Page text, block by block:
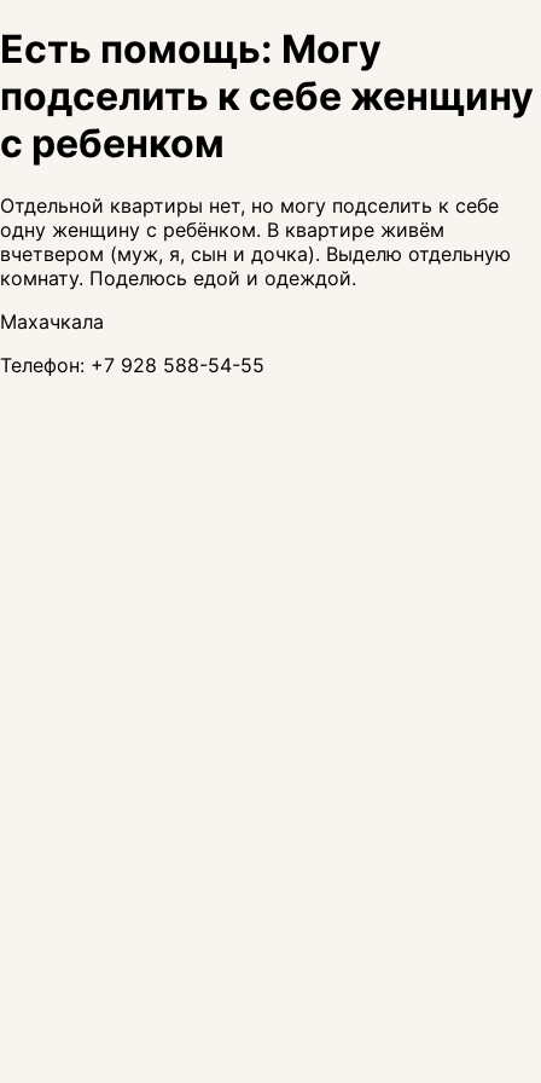
Есть помощь: Могу
подселить к себе женщину
с ребенком
Отдельной квартиры нет, но могу подселить к себе
одну женщину с ребёнком. В квартире живём
вчетвером (муж, я, сын и дочка). Выделю отдельную
комнату. Поделюсь едой и одеждой.
Махачкала
Телефон: +7 928 588-54-55